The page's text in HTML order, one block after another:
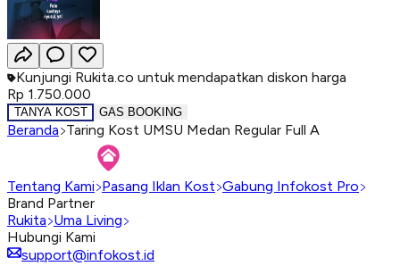
Kunjungi Rukita.co untuk mendapatkan diskon harga
Rp 1.750.000
TANYA KOST GAS BOOKING
Beranda Taring Kost UMSU Medan Regular Full A
Tentang Kami Pasang Iklan Kost Gabung Infokost Pro
Brand Partner
Rukita Uma Living
Hubungi Kami
support@infokost.id